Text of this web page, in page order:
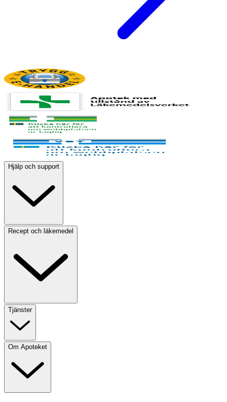
Hjälp och support
Recept och läkemedel
Tjänster
Om Apoteket